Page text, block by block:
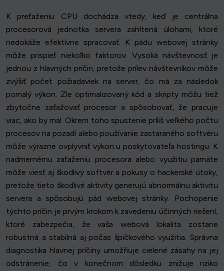
K preťaženiu CPU dochádza vtedy, keď je centrálna
procesorová jednotka servera zahltená úlohami, ktoré
nedokáže efektívne spracovať. K pádu webovej stránky
môže prispieť niekoľko faktorov. Vysoká návštevnosť je
jednou z hlavných príčin, pretože prílev návštevníkov môže
zvýšiť počet požiadaviek na server, čo má za následok
pomalý výkon. Zle optimalizovaný kód a skripty môžu tiež
zbytočne zaťažovať procesor a spôsobovať, že pracuje
viac, ako by mal. Okrem toho spustenie príliš veľkého počtu
procesov na pozadí alebo používanie zastaraného softvéru
môže výrazne ovplyvniť výkon u poskytovateľa hostingu. K
nadmernému zaťaženiu procesora alebo využitiu pamäte
môže viesť aj škodlivý softvér a pokusy o hackerské útoky,
pretože tieto škodlivé aktivity generujú abnormálnu aktivitu
servera a spôsobujú pád webovej stránky. Pochopenie
týchto príčin je prvým krokom k zavedeniu účinných riešení,
ktoré zabezpečia, že vaša webová lokalita zostane
robustná a stabilná aj počas špičkového využitia. Správna
diagnostika hlavnej príčiny umožňuje cielené zásahy na jej
odstránenie, čo v konečnom dôsledku znižuje riziko